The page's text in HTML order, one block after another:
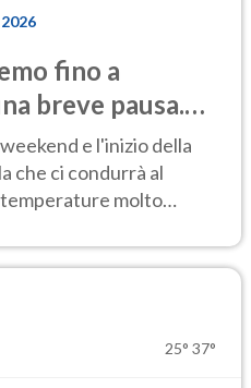
fino a
breve pausa.
e l'inizio della
che ci condurrà al
molto
25° 37°